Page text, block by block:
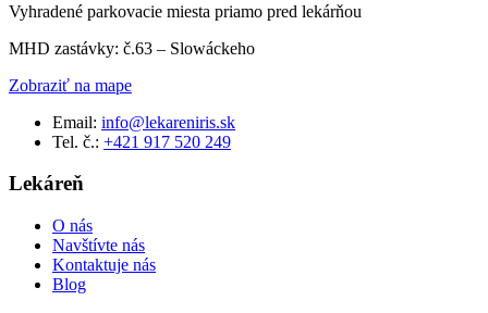
Vyhradené parkovacie miesta priamo pred lekárňou
MHD zastávky: č.63 – Slowáckeho
Zobraziť na mape
Email: info@lekareniris.sk
Tel. č.: +421 917 520 249
Lekáreň
O nás
Navštívte nás
Kontaktuje nás
Blog